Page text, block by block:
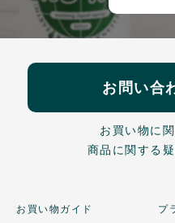
お問い合
お買い物に
商品に関する
お買い物ガイド プ